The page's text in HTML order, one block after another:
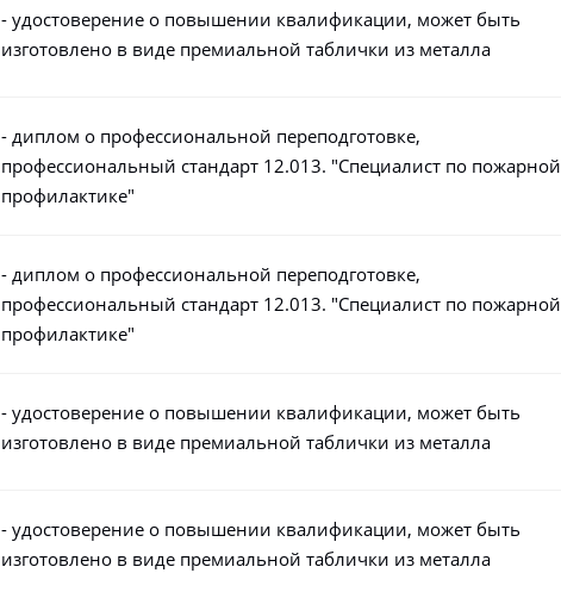
- удостоверение о повышении квалификации, может быть
изготовлено в виде премиальной таблички из металла
- диплом о профессиональной переподготовке,
профессиональный стандарт 12.013. "Специалист по пожарной
профилактике"
- диплом о профессиональной переподготовке,
профессиональный стандарт 12.013. "Специалист по пожарной
профилактике"
- удостоверение о повышении квалификации, может быть
изготовлено в виде премиальной таблички из металла
- удостоверение о повышении квалификации, может быть
изготовлено в виде премиальной таблички из металла